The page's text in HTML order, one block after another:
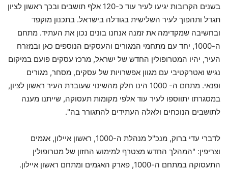
בשנים הקרובות יגיעו לעיר עוד כ-120 אלף תושבים ובכך ראשון לציון
תגדל ותהפוך לעיר השלישית בגודלה בישראל. בתכנון מוקפד
ובחשיבה שמקדימה את זמנה אנחנו בונים נכון את העתיד. מתחם
ה-1000, יחד עם מתחמי המגורים והעסקים הנוספים כאן ובמזרח
העיר, יהיו המטרופולין החדש של ישראל, מרכז עסקים פועם במיקום
נגיש ואטרקטיבי עם מגוון אפשרויות של עסקים, מסחר, מגורים
ופנאי. מתחם ה- 1000 הינו חלק מהשינוי שעוברת העיר ראשון לציון,
במסגרתו יתווספו לעיר עוד אלפי מקומות תעסוקה, שייתנו מענה
לתושבים הנוכחים ולאלה העתידים להתגורר בה".
לדברי עדי ברוק, מנכ"ל מנהלת ה-1000, ראשון איילון, אגמים
וצריפין: "המהלך החדש מצטרף למימוש החזון של מטרופולין
התעסוקה במתחם ה-1000, פארק האגמים ומתחם ראשון איילון.